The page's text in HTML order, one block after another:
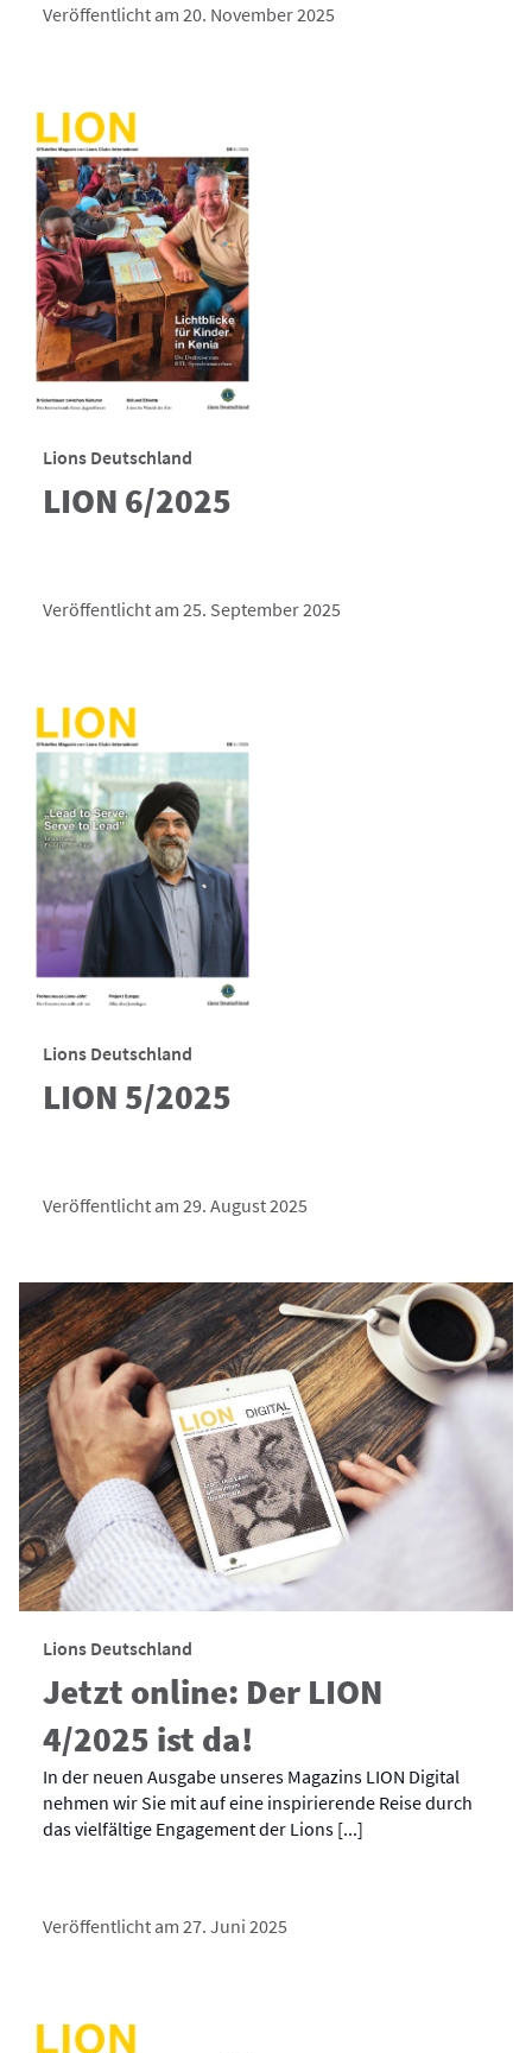
Veröffentlicht am 20. November 2025
Lions Deutschland
LION 6/2025
Veröffentlicht am 25. September 2025
Lions Deutschland
LION 5/2025
Veröffentlicht am 29. August 2025
Lions Deutschland
Jetzt online: Der LION
4/2025 ist da!
In der neuen Ausgabe unseres Magazins LION Digital
nehmen wir Sie mit auf eine inspirierende Reise durch
das vielfältige Engagement der Lions [...]
Veröffentlicht am 27. Juni 2025